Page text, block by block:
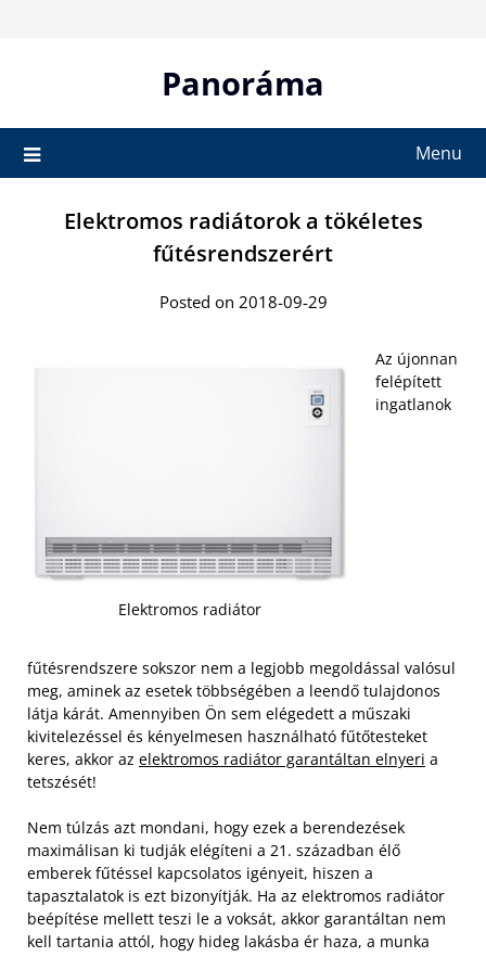
Panoráma
Menu
Elektromos radiátorok a tökéletes
fűtésrendszerért
Posted on 2018-09-29
Elektromos radiátor
Az újonnan
felépített
ingatlanok
fűtésrendszere sokszor nem a legjobb megoldással valósul
meg, aminek az esetek többségében a leendő tulajdonos
látja kárát. Amennyiben Ön sem elégedett a műszaki
kivitelezéssel és kényelmesen használható fűtőtesteket
keres, akkor az elektromos radiátor garantáltan elnyeri a
tetszését!
Nem túlzás azt mondani, hogy ezek a berendezések
maximálisan ki tudják elégíteni a 21. században élő
emberek fűtéssel kapcsolatos igényeit, hiszen a
tapasztalatok is ezt bizonyítják. Ha az elektromos radiátor
beépítése mellett teszi le a voksát, akkor garantáltan nem
kell tartania attól, hogy hideg lakásba ér haza, a munka